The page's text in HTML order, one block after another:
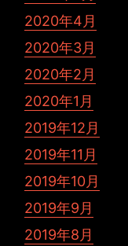
2020年4月
2020年3月
2020年2月
2020年1月
2019年12月
2019年11月
2019年10月
2019年9月
2019年8月